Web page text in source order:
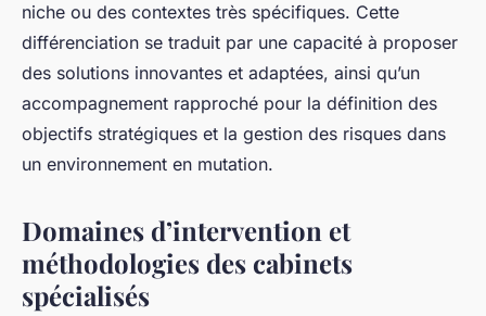
niche ou des contextes très spécifiques. Cette
différenciation se traduit par une capacité à proposer
des solutions innovantes et adaptées, ainsi qu’un
accompagnement rapproché pour la définition des
objectifs stratégiques et la gestion des risques dans
un environnement en mutation.
Domaines d’intervention et
méthodologies des cabinets
spécialisés